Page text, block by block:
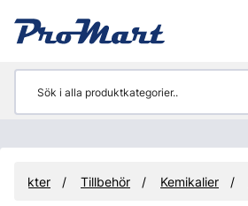
Tillbehör Kemikalier